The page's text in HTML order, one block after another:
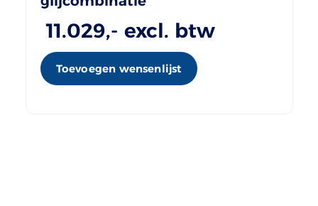
11.029,- excl. btw
Toevoegen wensenlijst